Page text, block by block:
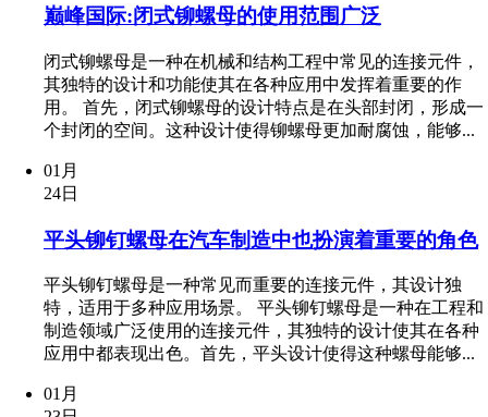
巅峰国际:闭式铆螺母的使用范围广泛
闭式铆螺母是一种在机械和结构工程中常见的连接元件，
其独特的设计和功能使其在各种应用中发挥着重要的作
用。 首先，闭式铆螺母的设计特点是在头部封闭，形成一
个封闭的空间。这种设计使得铆螺母更加耐腐蚀，能够...
01月
24日
平头铆钉螺母在汽车制造中也扮演着重要的角色
平头铆钉螺母是一种常见而重要的连接元件，其设计独
特，适用于多种应用场景。 平头铆钉螺母是一种在工程和
制造领域广泛使用的连接元件，其独特的设计使其在各种
应用中都表现出色。首先，平头设计使得这种螺母能够...
01月